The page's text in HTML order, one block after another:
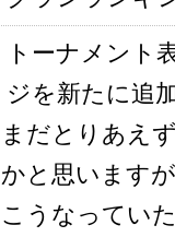
トーナメント
ジを新たに追
まだとりあえ
かと思いますが
こうなってい